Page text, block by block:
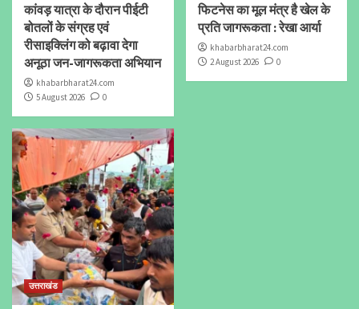
कांवड़ यात्रा के दौरान पीईटी
बोतलों के संग्रह एवं
रीसाइक्लिंग को बढ़ावा देगा
अनूठा जन-जागरूकता अभियान
khabarbharat24.com
5 August 2026
0
फिटनेस का मूल मंत्र है खेल के
प्रति जागरूकता : रेखा आर्या
khabarbharat24.com
2 August 2026
0
उत्तराखंड